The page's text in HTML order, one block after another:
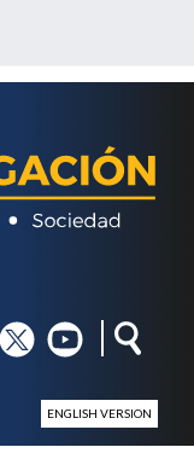
tw yt
ENGLISH VERSION